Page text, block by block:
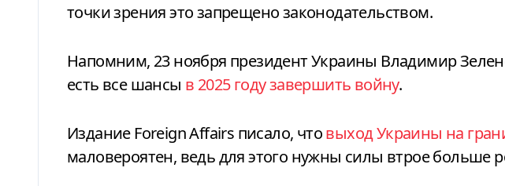
точки зрения это запрещено законодательством.
Напомним, 23 ноября президент Украины Владимир
есть все шансы в 2025 году завершить войну.
Издание Foreign Affairs писало, чтовыход Украины на
маловероятен, ведь для этого нужны силы втрое больше